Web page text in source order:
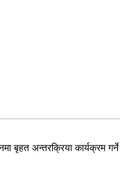
बृहत अन्तरक्रिया कार्यक्रम